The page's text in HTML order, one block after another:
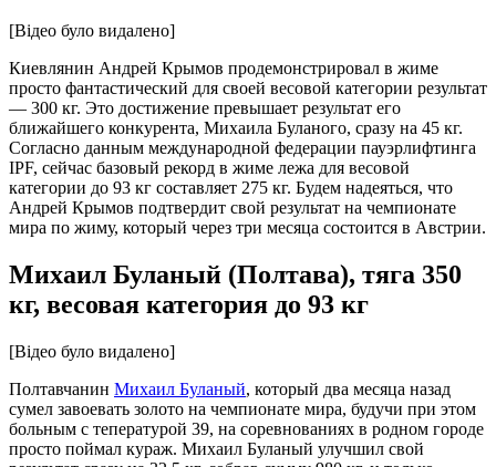
[Відео було видалено]
Киевлянин Андрей Крымов продемонстрировал в жиме
просто фантастический для своей весовой категории результат
— 300 кг. Это достижение превышает результат его
ближайшего конкурента, Михаила Буланого, сразу на 45 кг.
Согласно данным международной федерации пауэрлифтинга
IPF, сейчас базовый рекорд в жиме лежа для весовой
категории до 93 кг составляет 275 кг. Будем надеяться, что
Андрей Крымов подтвердит свой результат на чемпионате
мира по жиму, который через три месяца состоится в Австрии.
Михаил Буланый (Полтава), тяга 350
кг, весовая категория до 93 кг
[Відео було видалено]
Полтавчанин Михаил Буланый, который два месяца назад
сумел завоевать золото на чемпионате мира, будучи при этом
больным с тепературой 39, на соревнованиях в родном городе
просто поймал кураж. Михаил Буланый улучшил свой